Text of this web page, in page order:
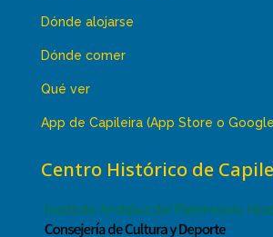
Dónde alojarse
Dónde comer
Qué ver
App de Capileira (App Store o
Centro Histórico de